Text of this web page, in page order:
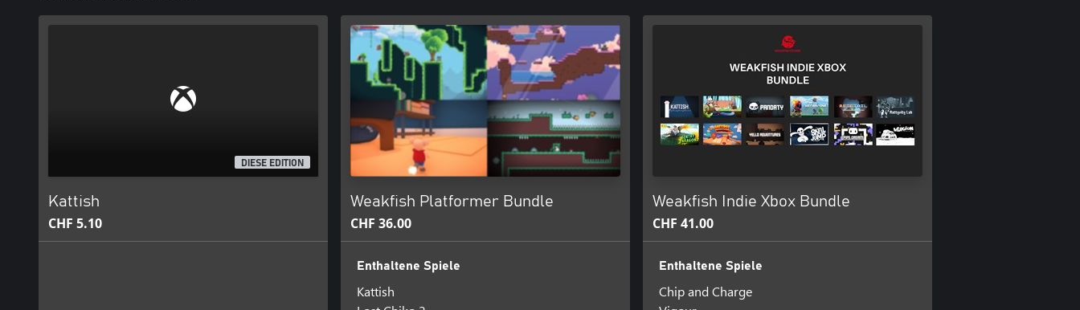
DIESE EDITION
Kattish
CHF 5.10
Weakfish Platformer Bundle
CHF 36.00
Enthaltene Spiele
Kattish
Weakfish Indie Xbox Bundle
CHF 41.00
Enthaltene Spiele
Chip and Charge